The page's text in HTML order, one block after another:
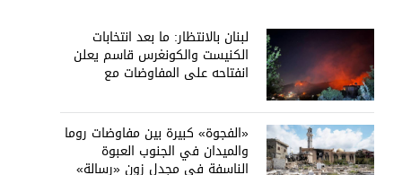
لبنان بالانتظار: ما بعد انتخابات
الكنيست والكونغرس قاسم يعلن
انفتاحه على المفاوضات مع
«الفجوة» كبيرة بين مفاوضات روما
والميدان في الجنوب العبوة
الناسفة في مجدل زون «رسالة»